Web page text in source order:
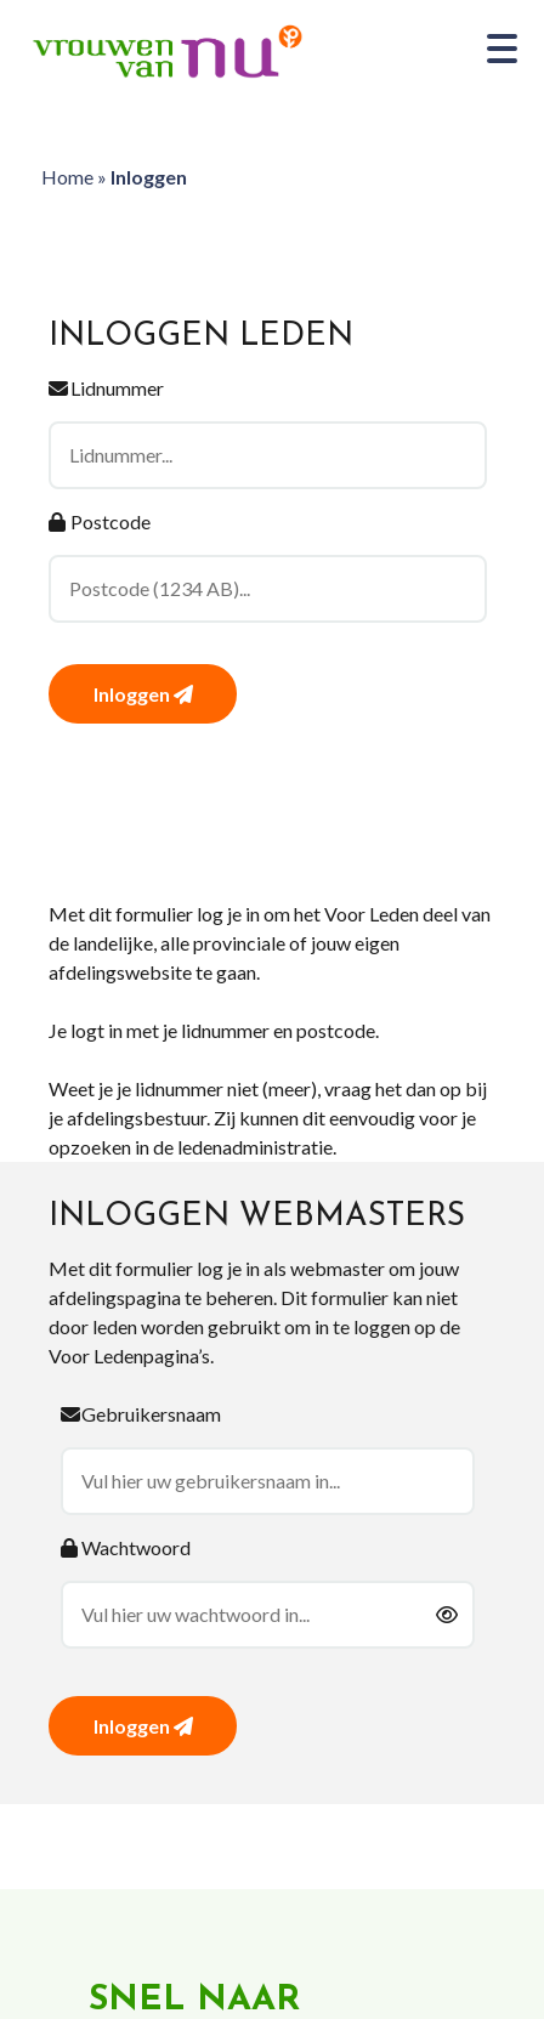
Home» Inloggen
INLOGGEN LEDEN
Lidnummer
Postcode
Inloggen
Met dit formulier log je in om het Voor Leden deel van
de landelijke, alle provinciale of jouw eigen
afdelingswebsite te gaan.
Je logt in met je lidnummer en postcode.
Weet je je lidnummer niet (meer), vraag het dan op bij
je afdelingsbestuur. Zij kunnen dit eenvoudig voor je
opzoeken in de ledenadministratie.
INLOGGEN WEBMASTERS
Met dit formulier log je in als webmaster om jouw
afdelingspagina te beheren. Dit formulier kan niet
door leden worden gebruikt om in te loggen op de
Voor Ledenpagina’s.
Gebruikersnaam
Wachtwoord
Inloggen
SNEL NAAR